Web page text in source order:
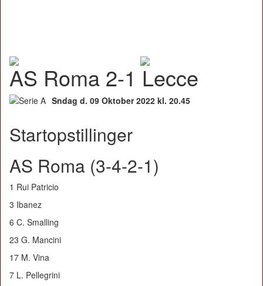
AS Roma 2-1 Lecce
Sndag d. 09 Oktober 2022 kl. 20.45
Startopstillinger
AS Roma (3-4-2-1)
1 Rui Patricio
3 Ibanez
6 C. Smalling
23 G. Mancini
17 M. Vina
7 L. Pellegrini